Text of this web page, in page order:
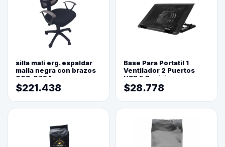
silla mali erg. espaldar
malla negra con brazos
003-0794
$221.438
Base Para Portatil 1
Ventilador 2 Puertos
USB 5 Posiciones
$28.778